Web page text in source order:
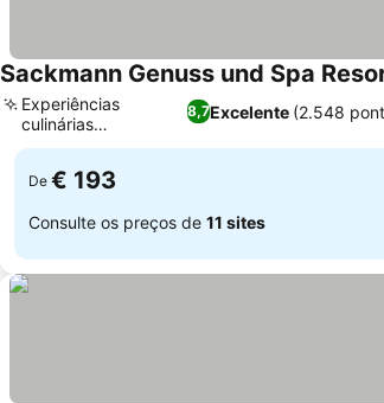
Sackmann Genuss und Spa
8,7Excelente (2.548
Experiências
culinárias
excepcionais
De € 193
Consulte os preços de 11 sites